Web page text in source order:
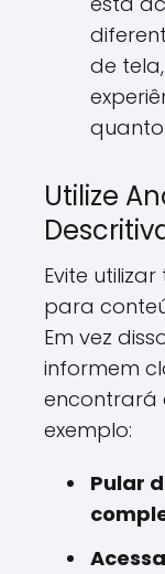
de
quanto
Utilize
Evite
para
Em vez
informem
encontrará
exemplo:
Pular